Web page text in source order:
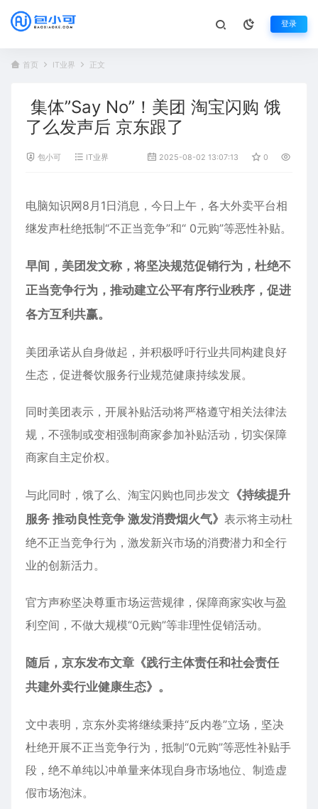
登录
首页 IT业界 正文
集体”Say No”！美团 淘宝闪购 饿
了么发声后 京东跟了
包小可 IT业界 2025-08-02 13:07:13 0
电脑知识网8月1日消息，今日上午，各大外卖平台相
继发声杜绝抵制“不正当竞争”和“ 0元购”等恶性补贴。
早间，美团发文称，将坚决规范促销行为，杜绝不
正当竞争行为，推动建立公平有序行业秩序，促进
各方互利共赢。
美团承诺从自身做起，并积极呼吁行业共同构建良好
生态，促进餐饮服务行业规范健康持续发展。
同时美团表示，开展补贴活动将严格遵守相关法律法
规，不强制或变相强制商家参加补贴活动，切实保障
商家自主定价权。
与此同时，饿了么、 淘宝闪购也同步发文 《持续提升
服务 推动良性竞争 激发消费烟火气》 表示将主动杜
绝不正当竞争行为，激发新兴市场的消费潜力和全行
业的创新活力。
官方声称坚决尊重市场运营规律，保障商家实收与盈
利空间，不做大规模“0元购”等非理性促销活动。
随后， 京东发布文章《践行主体责任和社会责任
共建外卖行业健康生态》。
文中表明，京东外卖将继续秉持“反内卷”立场，坚决
杜绝开展不正当竞争行为，抵制“0元购”等恶性补贴手
段，绝不单纯以冲单量来体现自身市场地位、制造虚
假市场泡沫。